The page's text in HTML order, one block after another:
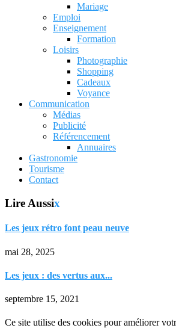
Mariage
Emploi
Enseignement
Formation
Loisirs
Photographie
Shopping
Cadeaux
Voyance
Communication
Médias
Publicité
Référencement
Annuaires
Gastronomie
Tourisme
Contact
Lire Aussix
Les jeux rétro font peau neuve
mai 28, 2025
Les jeux : des vertus aux...
septembre 15, 2021
Ce site utilise des cookies pour améliorer